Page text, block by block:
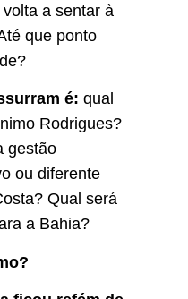
volta a sentar à
que ponto
é: qual
Rodrigues?
gestão
ou diferente
Qual será
a Bahia?